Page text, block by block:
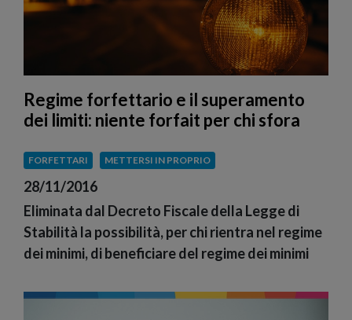
Regime forfettario e il superamento
dei limiti: niente forfait per chi sfora
FORFETTARI METTERSI IN PROPRIO
28/11/2016
Eliminata dal Decreto Fiscale della Legge di
Stabilità la possibilità, per chi rientra nel regime
dei minimi, di beneficiare del regime dei minimi